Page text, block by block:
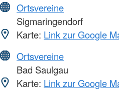
Ortsvereine
Sigmaringendorf
Karte: Link zur Google
Ortsvereine
Bad Saulgau
Karte: Link zur Google